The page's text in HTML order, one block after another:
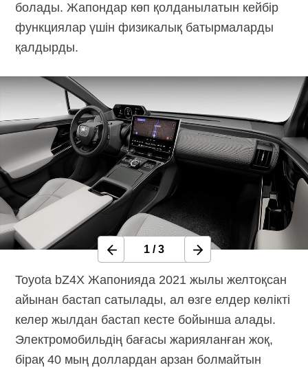
болады. Жапондар көп қолданылатын кейбір
функциялар үшін физикалық батырмаларды
қалдырды.
1 /3
Toyota bZ4X Жапонияда 2021 жылы желтоқсан
айынан бастап сатылады, ал өзге елдер көлікті
келер жылдан бастап кесте бойынша алады.
Электромобильдің бағасы жарияланған жоқ,
бірақ 40 мың доллардан арзан болмайтын